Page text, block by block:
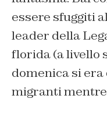
essere sfuggiti
leader della
florida (a livello
domenica si
migranti